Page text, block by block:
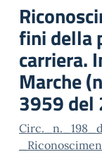
fini della
carriera.
Marche
3959 del